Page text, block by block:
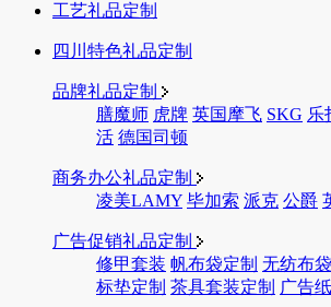
工艺礼品定制
四川特色礼品定制
品牌礼品定制
膳魔师 虎牌 英国摩飞 SKG 乐
活 德国司顿
商务办公礼品定制
凌美LAMY 毕加索 派克 公爵
广告促销礼品定制
修甲套装 帆布袋定制 无纺布
标垫定制 茶具套装定制 广告